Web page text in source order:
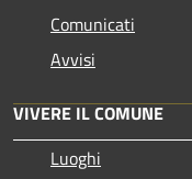
Comunicati
Avvisi
VIVERE IL COMUNE
Luoghi